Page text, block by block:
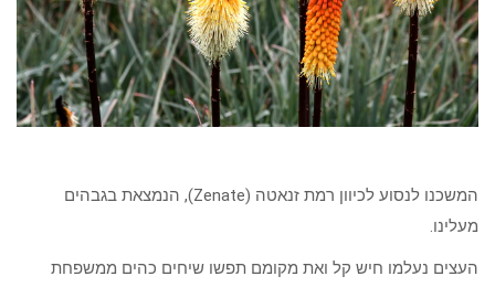
המשכנו לנסוע לכיוון רמת זנאטה (Zenate), הנמצאת בגבהים
מעלינו.
העצים נעלמו חיש קל ואת מקומם תפשו שיחים כהים ממשפחת